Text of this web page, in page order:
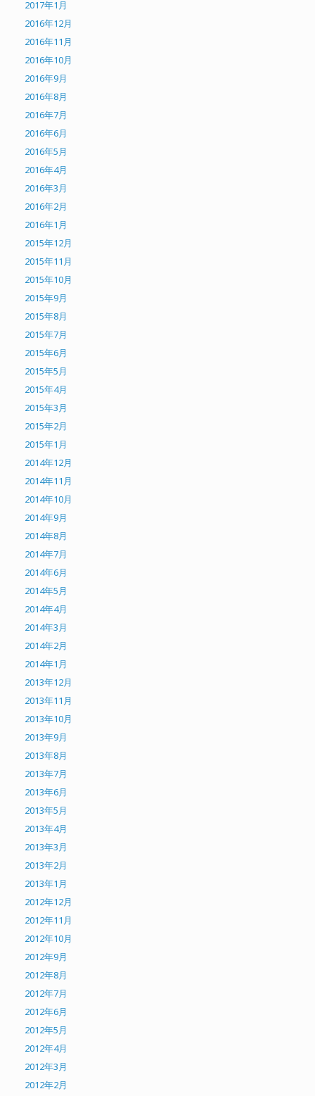
2017年1月
2016年12月
2016年11月
2016年10月
2016年9月
2016年8月
2016年7月
2016年6月
2016年5月
2016年4月
2016年3月
2016年2月
2016年1月
2015年12月
2015年11月
2015年10月
2015年9月
2015年8月
2015年7月
2015年6月
2015年5月
2015年4月
2015年3月
2015年2月
2015年1月
2014年12月
2014年11月
2014年10月
2014年9月
2014年8月
2014年7月
2014年6月
2014年5月
2014年4月
2014年3月
2014年2月
2014年1月
2013年12月
2013年11月
2013年10月
2013年9月
2013年8月
2013年7月
2013年6月
2013年5月
2013年4月
2013年3月
2013年2月
2013年1月
2012年12月
2012年11月
2012年10月
2012年9月
2012年8月
2012年7月
2012年6月
2012年5月
2012年4月
2012年3月
2012年2月